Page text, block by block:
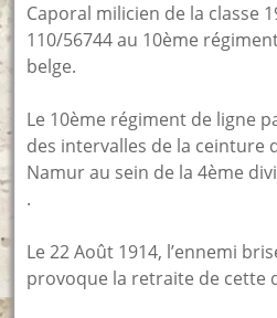
Caporal milicien de la classe
110/56744 au 10ème
belge.
Le 10ème régiment de ligne
des intervalles de la ceinture
Namur au sein de la 4ème
.
Le 22 Août 1914, l’ennemi
provoque la retraite de cette